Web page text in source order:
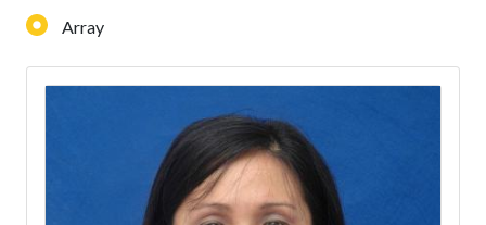
Array